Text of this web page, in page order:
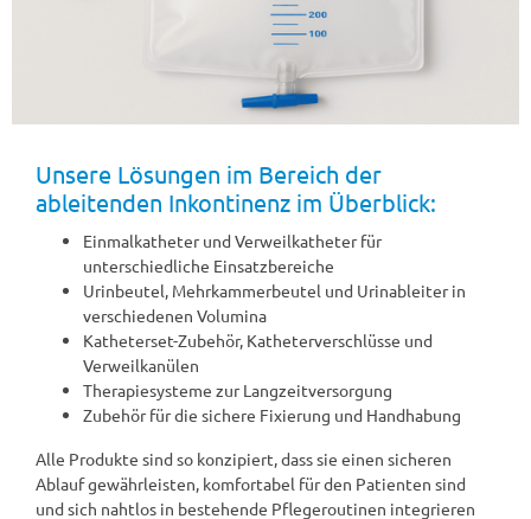
Unsere Lösungen im Bereich der
ableitenden Inkontinenz im Überblick:
Einmalkatheter und Verweilkatheter für
unterschiedliche Einsatzbereiche
Urinbeutel, Mehrkammerbeutel und Urinableiter in
verschiedenen Volumina
Katheterset-Zubehör, Katheterverschlüsse und
Verweilkanülen
Therapiesysteme zur Langzeitversorgung
Zubehör für die sichere Fixierung und Handhabung
Alle Produkte sind so konzipiert, dass sie einen sicheren
Ablauf gewährleisten, komfortabel für den Patienten sind
und sich nahtlos in bestehende Pflegeroutinen integrieren